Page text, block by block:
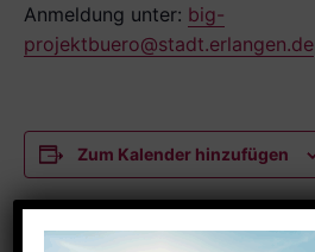
Anmeldung unter: big-
projektbuero@stadt.erlangen.de
Zum Kalender hinzufügen